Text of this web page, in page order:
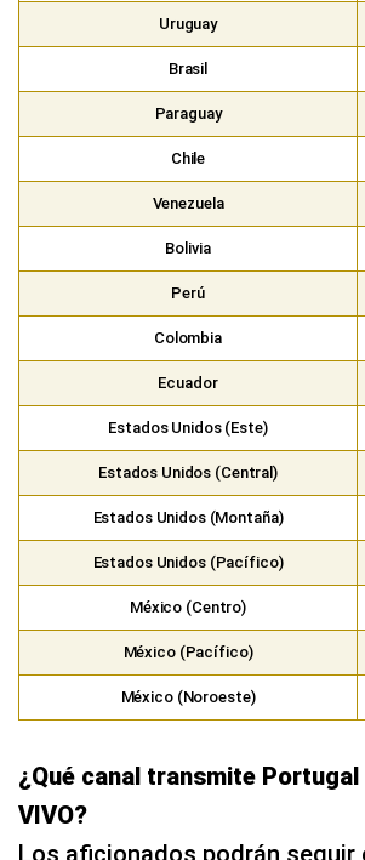
Uruguay
Brasil
Paraguay
Chile
Venezuela
Bolivia
Perú
Colombia
Ecuador
Estados Unidos (Este)
Estados Unidos (Central)
Estados Unidos (Montaña)
Estados Unidos (Pacífico)
México (Centro)
México (Pacífico)
México (Noroeste)
¿Qué canal transmite Portugal
VIVO?
Los aficionados podrán seguir